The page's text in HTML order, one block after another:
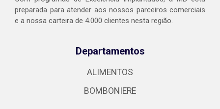
preparada para atender aos nossos parceiros comerciais
e a nossa carteira de 4.000 clientes nesta região.
Departamentos
ALIMENTOS
BOMBONIERE